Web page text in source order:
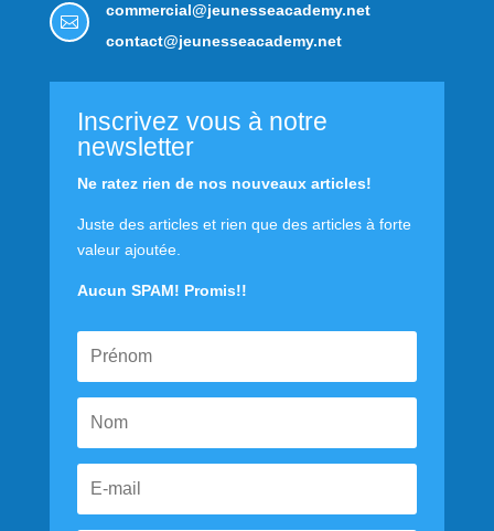

commercial@jeunesseacademy.net
contact@jeunesseacademy.net
Inscrivez vous à notre
newsletter
Ne ratez rien de nos nouveaux articles!
Juste des articles et rien que des articles à forte
valeur ajoutée.
Aucun SPAM! Promis!!